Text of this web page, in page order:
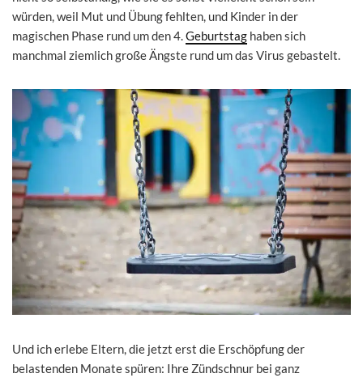
würden, weil Mut und Übung fehlten, und Kinder in der
magischen Phase rund um den 4.Geburtstag haben sich
manchmal ziemlich große Ängste rund um das Virus gebastelt.
Und ich erlebe Eltern, die jetzt erst die Erschöpfung der
belastenden Monate spüren: Ihre Zündschnur bei ganz